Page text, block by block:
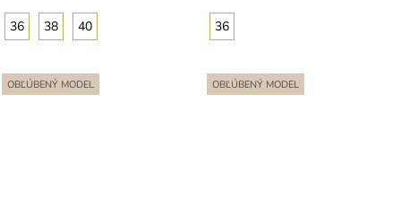
36 38 40 36
OBĽÚBENÝ MODEL OBĽÚBENÝ MODEL